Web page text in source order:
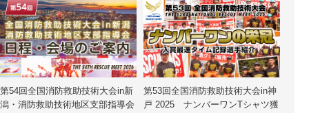
第54回全国消防救助技術大会in新
潟・消防救助技術地区支部指導会
第53回全国消防救助技術大会in神
戸 2025 ナンバーワンTシャツ獲